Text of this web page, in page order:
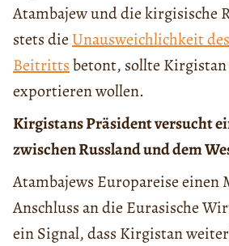
Atambajew und die kirgisische
stets dieUnausweichlichkeit des
Beitrittsbetont, sollte
exportieren wollen.
Kirgistans Präsident versucht
zwischen Russland und dem
Atambajews Europareise einen
Anschluss an die Eurasische
ein Signal, dass Kirgistan